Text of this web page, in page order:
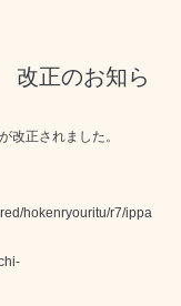
改正のお知ら
改正されました。
hokenryouritu/r7/ippa